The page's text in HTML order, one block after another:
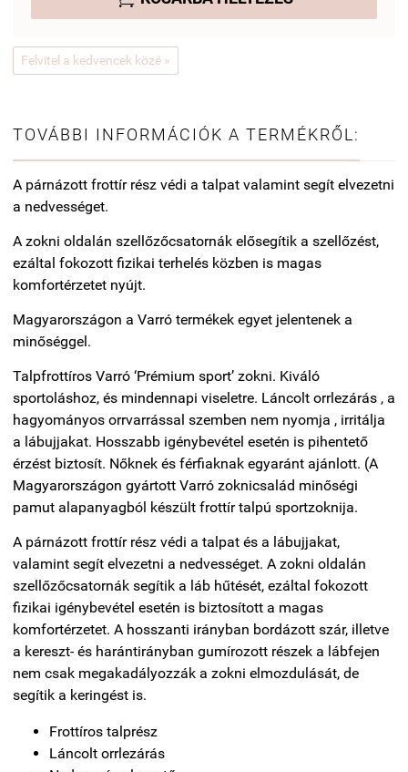
Felvitel a kedvencek közé »
TOVÁBBI INFORMÁCIÓK A TERMÉKRŐL:
A párnázott frottír rész védi a talpat valamint segít elvezetni
a nedvességet.
A zokni oldalán szellőzőcsatornák elősegítik a szellőzést,
ezáltal fokozott fizikai terhelés közben is magas
komfortérzetet nyújt.
Magyarországon a Varró termékek egyet jelentenek a
minőséggel.
Talpfrottíros Varró ‘Prémium sport’ zokni. Kiváló
sportoláshoz, és mindennapi viseletre. Láncolt orrlezárás , a
hagyományos orrvarrással szemben nem nyomja , irritálja
a lábujjakat. Hosszabb igénybevétel esetén is pihentető
érzést biztosít. Nőknek és férfiaknak egyaránt ajánlott. (A
Magyarországon gyártott Varró zoknicsalád minőségi
pamut alapanyagból készült frottír talpú sportzoknija.
A párnázott frottír rész védi a talpat és a lábujjakat,
valamint segít elvezetni a nedvességet. A zokni oldalán
szellőzőcsatornák segítik a láb hűtését, ezáltal fokozott
fizikai igénybevétel esetén is biztosított a magas
komfortérzetet. A hosszanti irányban bordázott szár, illetve
a kereszt- és harántirányban gumírozott részek a lábfejen
nem csak megakadályozzák a zokni elmozdulását, de
segítik a keringést is.
Frottíros talprész
Láncolt orrlezárás